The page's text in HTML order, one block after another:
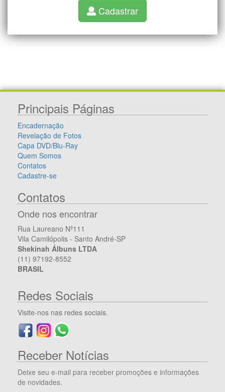
Cadastrar
Principais Páginas
Encadernação
Revelação de Fotos
Capa DVD/Blu-Ray
Quem Somos
Contatos
Cadastre-se
Contatos
Onde nos encontrar
Rua Laureano Nº111
Vila Camilópolis - Santo André-SP
Shekinah Álbuns LTDA
(11) 97192-8552
BRASIL
Redes Sociais
Visite-nos nas redes sociais.
Receber Notícias
Deixe seu e-mail para receber promoções e informações
de novidades.